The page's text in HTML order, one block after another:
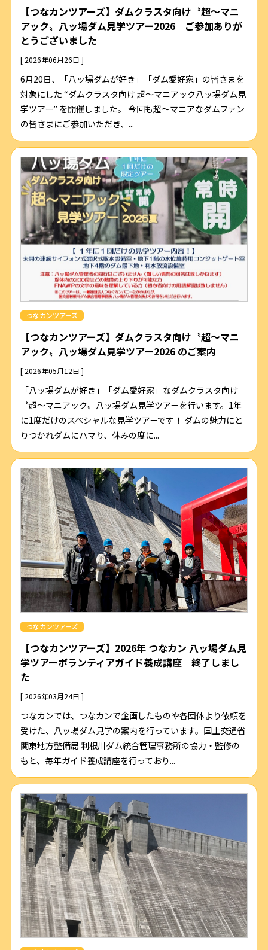
【つなカンツアーズ】ダムクラスタ向け〝超～マニ
アック〟八ッ場ダム見学ツアー2026 ご参加ありが
とうございました
[ 2026年06月26日 ]
6月20日、「八ッ場ダムが好き」「ダム愛好家」の皆さまを
対象にした “ダムクラスタ向け 超〜マニアック八ッ場ダム見
学ツアー” を開催しました。 今回も超～マニアなダムファン
の皆さまにご参加いただき、...
つなカンツアーズ
【つなカンツアーズ】ダムクラスタ向け〝超～マニ
アック〟八ッ場ダム見学ツアー2026 のご案内
[ 2026年05月12日 ]
「八ッ場ダムが好き」「ダム愛好家」なダムクラスタ向け
〝超～マニアック〟八ッ場ダム見学ツアーを行います。1年
に1度だけのスペシャルな見学ツアーです！ ダムの魅力にと
りつかれダムにハマり、休みの度に...
つなカンツアーズ
【つなカンツアーズ】2026年 つなカン 八ッ場ダム見
学ツアーボランティアガイド養成講座 終了しまし
た
[ 2026年03月24日 ]
つなカンでは、つなカンで企画したものや各団体より依頼を
受けた、八ッ場ダム見学の案内を行っています。国土交通省
関東地方整備局 利根川ダム統合管理事務所の協力・監修の
もと、毎年ガイド養成講座を行っており...